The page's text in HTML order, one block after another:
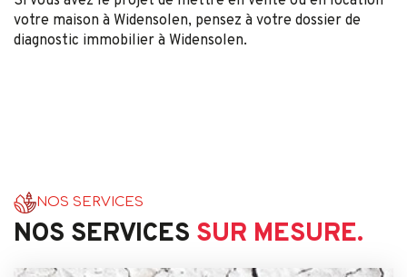
votre maison à Widensolen, pensez à votre dossier de
diagnostic immobilier à Widensolen.
NOS SERVICES
NOS SERVICES SUR MESURE.